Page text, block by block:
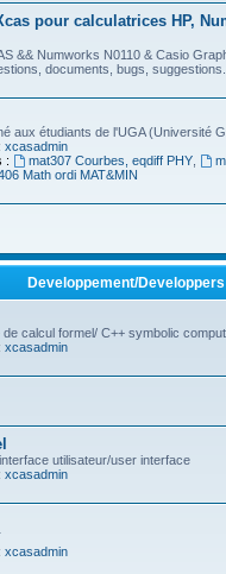
pour calculatrices HP,
&& Numworks N0110 & Casio
documents, bugs, suggestions.
aux étudiants de l'UGA (Université
xcasadmin
:
mat307 Courbes, eqdiff PHY,
Math ordi MAT&MIN
Developpement/Developpers
de calcul formel/ C++ symbolic
xcasadmin
utilisateur/user interface
xcasadmin
xcasadmin